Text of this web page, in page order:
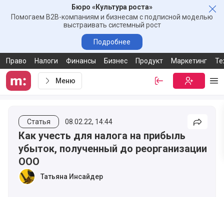
Бюро «Культура роста»
Помогаем B2B-компаниям и бизнесам с подписной моделью
выстраивать системный рост
Подробнее
Право Налоги Финансы Бизнес Продукт Маркетинг
Меню Войти
Статья 08.02.22, 14:44
Как учесть для налога на прибыль
убыток, полученный до реорганизации
ООО
Татьяна Инсайдер